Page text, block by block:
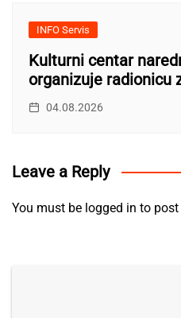
INFO Servis
Kulturni centar
organizuje radionicu
04.08.2026
Leave a Reply
You must be logged in to